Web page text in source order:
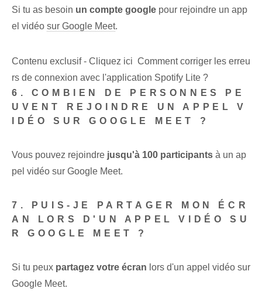
Si tu as besoin un compte google pour rejoindre un app
el vidéo sur Google Meet.
Contenu exclusif - Cliquez ici Comment corriger les erreu
rs de connexion avec l'application Spotify Lite ?
6. COMBIEN DE PERSONNES PE
UVENT REJOINDRE UN APPEL V
IDÉO SUR GOOGLE MEET ?
Vous pouvez rejoindre jusqu'à 100 participants à un ap
pel vidéo sur Google Meet.
7. PUIS-JE PARTAGER MON ÉCR
AN LORS D'UN APPEL VIDÉO SU
R GOOGLE MEET ?
Si tu peux partagez votre écran lors d'un appel vidéo sur
Google Meet.